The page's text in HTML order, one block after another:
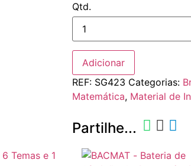
Qtd.
de
-
SmartGames
Adicionar
REF: SG423 Categorias:
Matemática, Material de
Partilhe...